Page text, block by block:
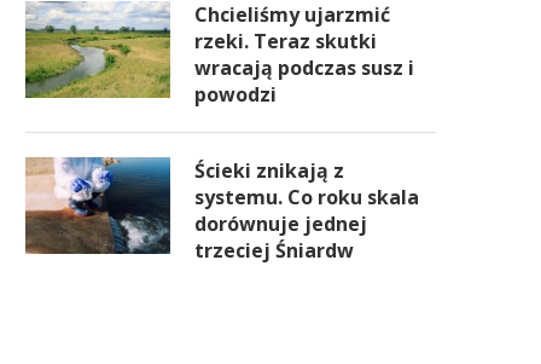
Chcieliśmy ujarzmić
rzeki. Teraz skutki
wracają podczas susz i
powodzi
Ścieki znikają z
systemu. Co roku skala
dorównuje jednej
trzeciej Śniardw